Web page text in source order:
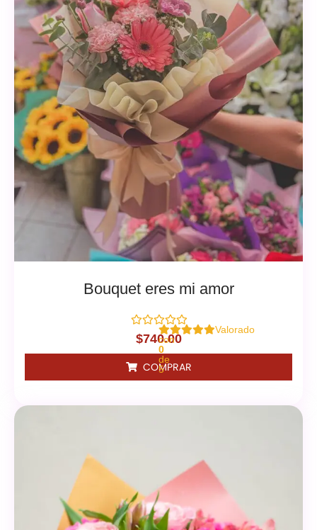
Bouquet eres mi amor
Valorado
con
0
de
5
$740.00
COMPRAR